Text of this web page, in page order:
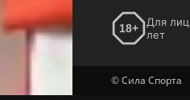
18+
Для
лет
© Сила Спорта